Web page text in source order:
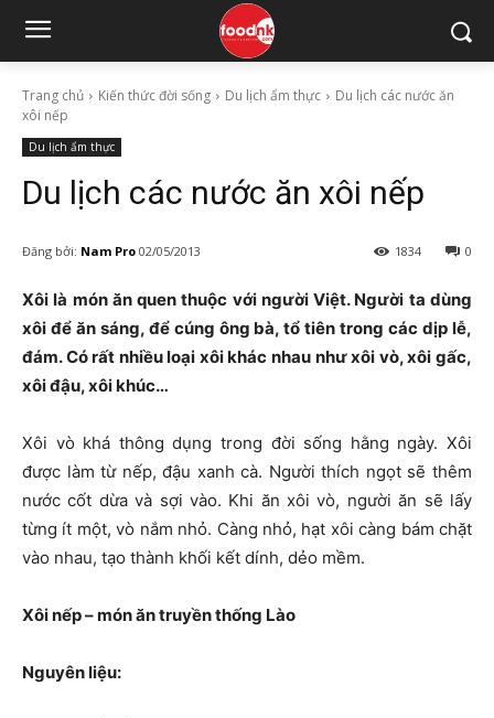
Trang chủ Kiến thức đời sống Du lịch ẩm thực
Du lịch các nước ăn
xôi nếp
Du lịch ẩm thực
Du lịch các nước ăn xôi nếp
Đăng bởi: Nam Pro 02/05/2013 0
1834
Xôi là món ăn quen thuộc với người Việt. Người ta dùng
xôi để ăn sáng, để cúng ông bà, tổ tiên trong các dịp lễ,
đám. Có rất nhiều loại xôi khác nhau như xôi vò, xôi gấc,
xôi đậu, xôi khúc…
Xôi vò khá thông dụng trong đời sống hằng ngày. Xôi
được làm từ nếp, đậu xanh cà. Người thích ngọt sẽ thêm
nước cốt dừa và sợi vào. Khi ăn xôi vò, người ăn sẽ lấy
từng ít một, vò nắm nhỏ. Càng nhỏ, hạt xôi càng bám chặt
vào nhau, tạo thành khối kết dính, dẻo mềm.
Xôi nếp – món ăn truyền thống Lào
Nguyên liệu: